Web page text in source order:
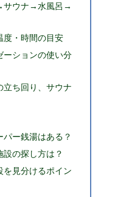
サウナ→水風呂→
度・時間の目安
ーションの使い分
立ち回り、サウナ
ー銭湯はある？
の探し方は？
を見分けるポイン